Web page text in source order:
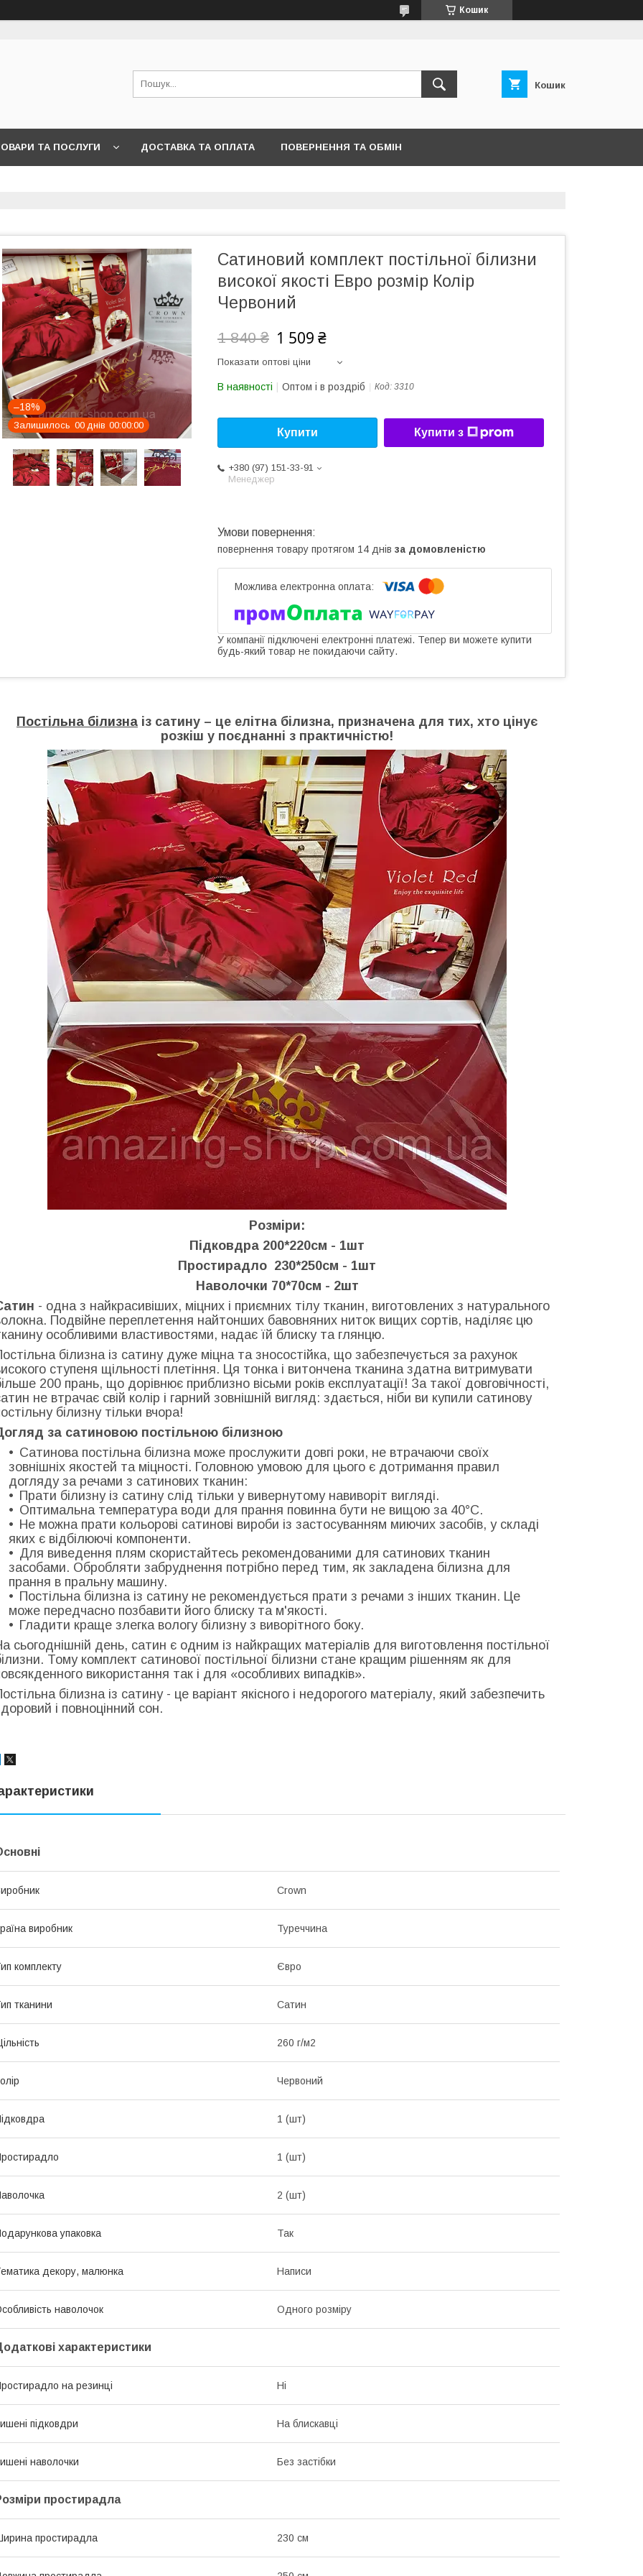
Кошик
Кошик
ТА ПОСЛУГИ ДОСТАВКА ТА ОПЛАТА ПОВЕРНЕННЯ ТА ОБМІН
–18%
Залишилось 00 днів 00 00 00
Сатиновий комплект постільної білизни
високої якості Евро розмір Колір
Червоний
1 840 ₴ 1 509 ₴
Показати оптові ціни
В наявності Оптом і в роздріб Код: 3310
Купити Купити з
+380 (97) 151-33-91
Менеджер
повернення товару протягом 14 днів за домовленістю
У компанії підключені електронні платежі. Тепер ви можете купити
будь-який товар не покидаючи сайту.
Постільна білизна із сатину – це елітна білизна, призначена для тих, хто цінує
розкіш у поєднанні з практичністю!
Розміри:
Підковдра 200*220см - 1шт
Простирадло 230*250см - 1шт
Наволочки 70*70см - 2шт
- одна з найкрасивіших, міцних і приємних тілу тканин, виготовлених з натурального
Подвійне переплетення найтонших бавовняних ниток вищих сортів, наділяє цю
особливими властивостями, надає їй блиску та глянцю.
білизна із сатину дуже міцна та зносостійка, що забезпечується за рахунок
ступеня щільності плетіння. Ця тонка і витончена тканина здатна витримувати
200 прань, що дорівнює приблизно вісьми років експлуатації! За такої довговічності,
не втрачає свій колір і гарний зовнішній вигляд: здається, ніби ви купили сатинову
білизну тільки вчора!
за сатиновою постільною білизною
Сатинова постільна білизна може прослужити довгі роки, не втрачаючи своїх
зовнішніх якостей та міцності. Головною умовою для цього є дотримання правил
догляду за речами з сатинових тканин:
Прати білизну із сатину слід тільки у вивернутому навиворіт вигляді.
Оптимальна температура води для прання повинна бути не вищою за 40°С.
Не можна прати кольорові сатинові вироби із застосуванням миючих засобів, у складі
яких є відбілюючі компоненти.
Для виведення плям скористайтесь рекомендованими для сатинових тканин
засобами. Обробляти забруднення потрібно перед тим, як закладена білизна для
прання в пральну машину.
Постільна білизна із сатину не рекомендується прати з речами з інших тканин. Це
може передчасно позбавити його блиску та м'якості.
Гладити краще злегка вологу білизну з виворітного боку.
сьогоднішній день, сатин є одним із найкращих матеріалів для виготовлення постільної
Тому комплект сатинової постільної білизни стане кращим рішенням як для
використання так і для «особливих випадків».
білизна із сатину - це варіант якісного і недорогого матеріалу, який забезпечить
і повноцінний сон.
Crown
виробник Туреччина
комплекту Євро
тканини Сатин
260 г/м2
Червоний
1 (шт)
1 (шт)
2 (шт)
упаковка Так
декору, малюнка Написи
наволочок Одного розміру
характеристики
на резинці Ні
підковдри На блискавці
наволочки Без застібки
простирадла
простирадла 230 см